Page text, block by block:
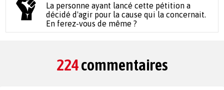
La personne ayant lancé cette pétition a
décidé d'agir pour la cause qui la concernait.
En ferez-vous de même ?
224commentaires